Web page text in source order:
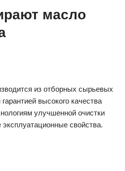
масло
из отборных сырьевых
высокого качества
улучшенной очистки
свойства.